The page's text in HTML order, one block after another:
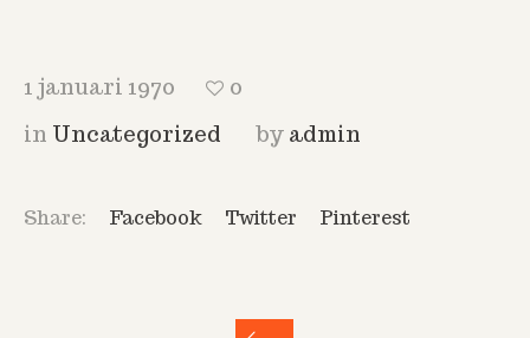
1 januari 1970
0
in Uncategorized by admin
Share: Facebook Twitter Pinterest